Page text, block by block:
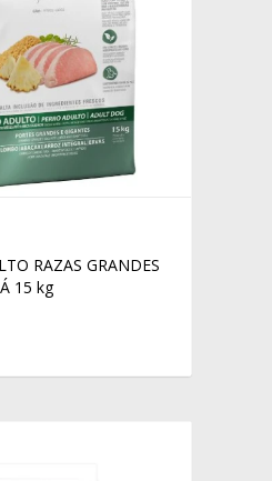
RAZAS GRANDES
15 kg